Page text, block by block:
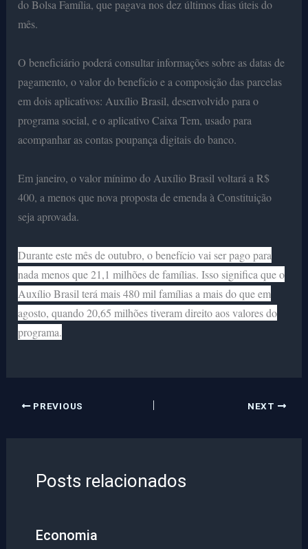
do Bolsa Família, que pagava nos dez últimos dias úteis do
mês.
O beneficiário poderá consultar informações sobre as datas de
pagamento, o valor do benefício e a composição das parcelas
em dois aplicativos: Auxílio Brasil, desenvolvido para o
programa social, e o aplicativo Caixa Tem, usado para
acompanhar as contas poupança digitais do banco.
Em janeiro, o valor mínimo do Auxílio Brasil voltará a R$
400, a menos que nova proposta de emenda à Constituição
seja aprovada.
Durante este mês de outubro, o benefício vai ser pago para
nada menos que 21,1 milhões de famílias. Isso significa que o
Auxílio Brasil terá mais 480 mil famílias a mais do que em
agosto, quando 20,65 milhões tiveram direito aos valores do
programa.
PREVIOUS NEXT
Posts relacionados
Economia